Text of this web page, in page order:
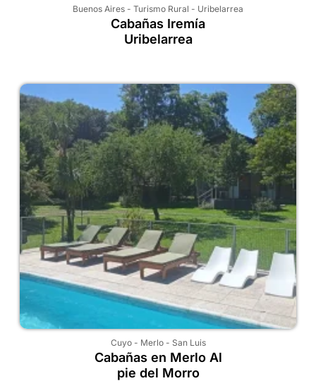
Buenos Aires - Turismo Rural - Uribelarrea
Cabañas Iremía
Uribelarrea
Cuyo- Merlo- San Luis
Cabañas en Merlo Al
pie del Morro